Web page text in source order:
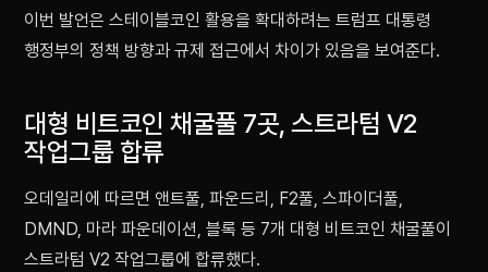
이번 발언은 스테이블코인 활용을 확대하려는 트럼프 대통령
행정부의 정책 방향과 규제 접근에서 차이가 있음을 보여준다.
대형 비트코인 채굴풀 7곳, 스트라텀 V2
작업그룹 합류
오데일리에 따르면 앤트풀, 파운드리, F2풀, 스파이더풀,
DMND, 마라 파운데이션, 블록 등 7개 대형 비트코인 채굴풀이
스트라텀 V2 작업그룹에 합류했다.